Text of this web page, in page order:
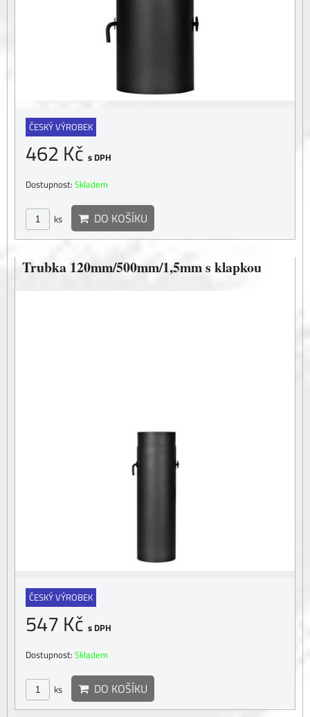
ČESKÝ VÝROBEK
462 Kč s DPH
Dostupnost: Skladem
ks DO KOŠÍKU
Trubka 120mm/500mm/1,5mm s klapkou
ČESKÝ VÝROBEK
547 Kč s DPH
Dostupnost: Skladem
ks DO KOŠÍKU